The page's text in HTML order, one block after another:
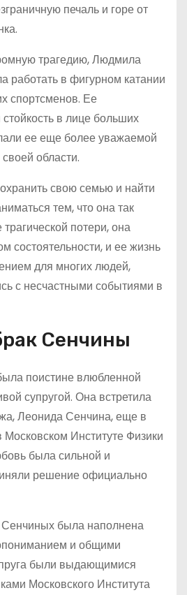
печаль и горе от
трагедию, Людмила
работать в фигурном катании
спортсменов. Ее
в лице больших
ее еще более уважаемой
области.
свою семью и найти
тем, что она так
потери, она
состоятельности, и ее жизнь
для многих людей,
с несчастными событиями в
Сенчины
поистине влюбленной
супругой. Она встретила
Леонида Сенчина, еще в
Московском Институте Физики
была сильной и
решение официально
была наполнена
и общими
были выдающимися
Московского Института